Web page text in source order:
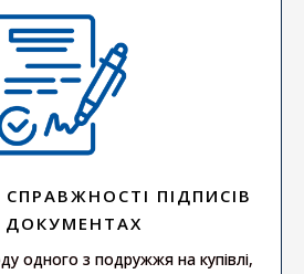
ПІДПИСІВ
ДОКУМЕНТАХ
одного з подружжя на купівлі,